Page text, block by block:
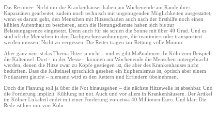
Das Resümee: Nicht nur die Krankenhäuser haben am Wochenende am Rande ihrer
Kapazitäten gearbeitet, zudem noch technisch mit ungenügenden Möglichkeiten ausgestattet,
wenn es darum geht, den Menschen mit Hitzeschaden auch nach der Ersthilfe noch einen
kühlen Aufenthalt zu bescheren, auch die Rettungsdienste haben sich bis zur
Belastungsgrenze eingesetzt. Denn auch für sie schien die Sonne mit über 40 Grad. Und es
sind oft die Menschen in den Dachgeschosswohnungen, die reanimiert oder transportiert
werden müssen. Nicht zu vergessen: Die Retter tragen zur Rettung volle Montur.
Aber ganz neu ist das Thema Hitze ja nicht – und es gibt Maßnahmen. In Köln zum Beispiel
die Kälteinsel. Dort – in der Messe – konnten am Wochenende die Menschen untergebracht
werden, denen die Hitze zwar zu Kopfe gestiegen ist, die aber des Krankenhauses nicht
bedurften. Dass die Kälteinsel sprachlich gesehen ein Euphemismus ist, optisch aber einem
Notlazarett gleicht – niemand wird es den Rettern und Erfindern übelnehmen.
Doch die Planung soll ja über die Not hinausgehen – die nächste Hitzewelle ist absehbar. Und
die Forderung implizit: Kühlung tut not. Auch und vor allem in Krankenhäusern. Der Artikel
im Kölner Lokalteil endet mit einer Forderung von etwa 40 Millionen Euro. Und klar: Die
Rede ist hier nur von Köln.